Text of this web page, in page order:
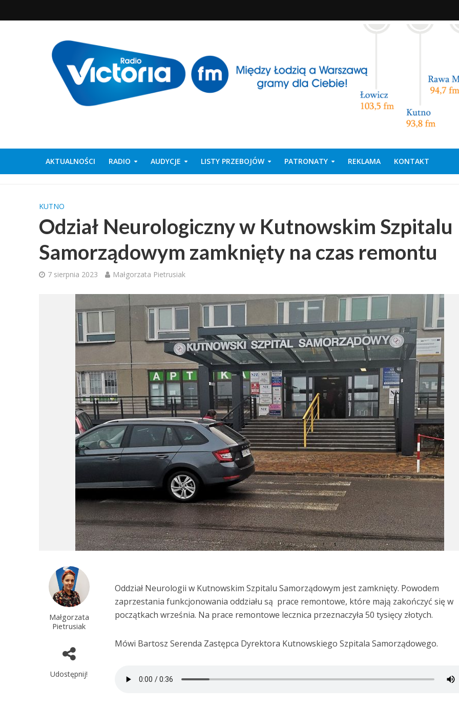
AKTUALNOŚCI RADIO AUDYCJE LISTY PRZEBOJÓW PATRONATY REKLAMA KONTAKT
KUTNO
Odział Neurologiczny w Kutnowskim Szpitalu
Samorządowym zamknięty na czas remontu
7 sierpnia 2023 Małgorzata Pietrusiak
Małgorzata
Pietrusiak
Udostępnij!
Oddział Neurologii w Kutnowskim Szpitalu Samorządowym jest zamknięty. Powodem
zaprzestania funkcjonowania oddziału są prace remontowe, które mają zakończyć się w
początkach września. Na prace remontowe lecznica przeznaczyła 50 tysięcy złotych.
Mówi Bartosz Serenda Zastępca Dyrektora Kutnowskiego Szpitala Samorządowego.